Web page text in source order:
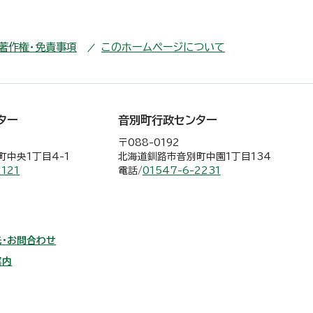
作権・免責事項 このホームページについて
ー
中央1丁目4-1
音別町行政センター
〒088-0192
北海道釧路市音別町中園1丁目134
電話/01547-6-2231
お問合わせ
内